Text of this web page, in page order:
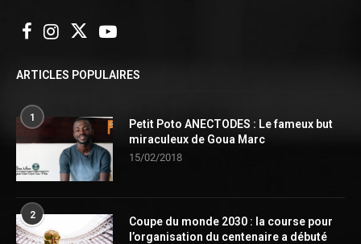
ARTICLES POPULAIRES
1
Petit Poto ANECTODES : Le fameux but
miraculeux de Goua Marc
15/02/2018
2
Coupe du monde 2030 : la course pour
l’organisation du centenaire a débuté